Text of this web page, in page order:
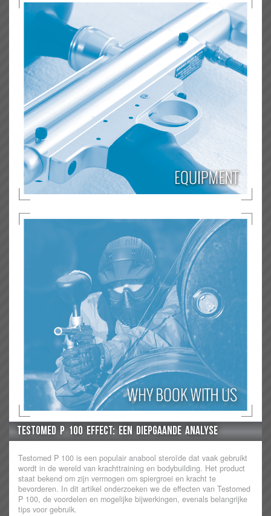
Testomed P 100 Effect: Een Diepgaande Analyse
Testomed P 100 is een populair anabool steroïde dat vaak gebruikt
wordt in de wereld van krachttraining en bodybuilding. Het product
staat bekend om zijn vermogen om spiergroei en kracht te
bevorderen. In dit artikel onderzoeken we de effecten van Testomed
P 100, de voordelen en mogelijke bijwerkingen, evenals belangrijke
tips voor gebruik.